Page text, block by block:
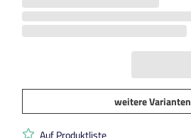
weitere Varianten
Auf Produktliste